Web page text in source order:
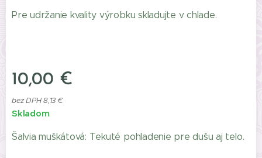
Pre udržanie kvality výrobku skladujte v chlade.
10,00 €
bez DPH 8,13 €
Skladom
Šalvia muškátová: Tekuté pohladenie pre dušu aj telo.